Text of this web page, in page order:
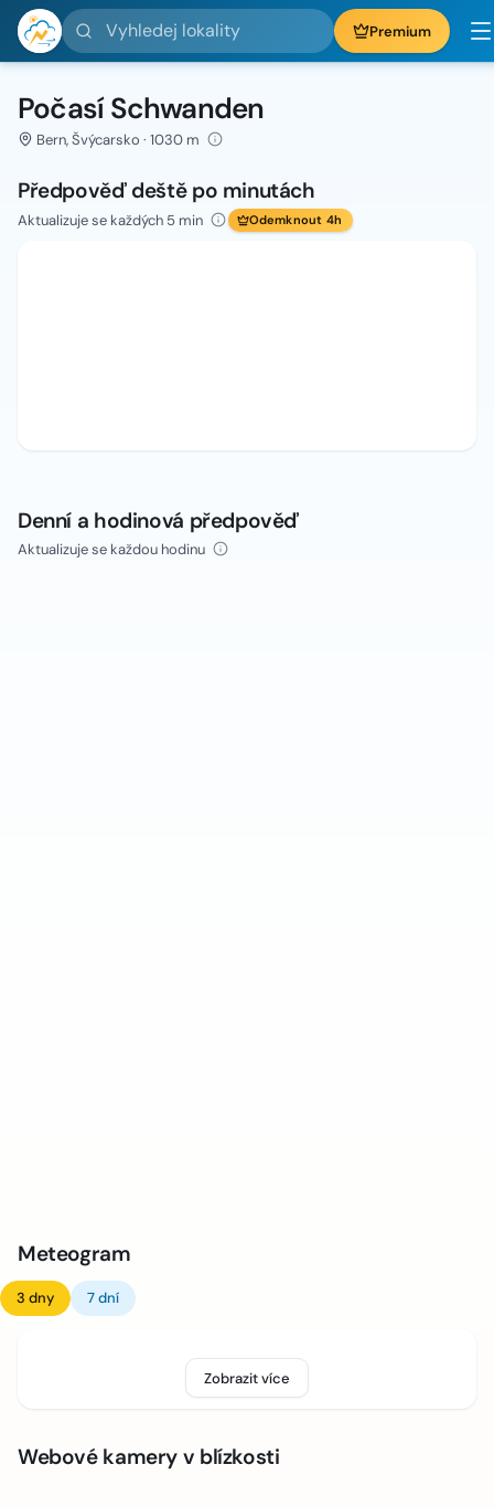
Vyhledej lokality Premium
Počasí Schwanden
Bern, Švýcarsko · 1030 m
Předpověď deště po minutách
Aktualizuje se každých 5 min Odemknout 4h
Denní a hodinová předpověď
Aktualizuje se každou hodinu
Meteogram
3 dny 7 dní
Zobrazit více
Webové kamery v blízkosti